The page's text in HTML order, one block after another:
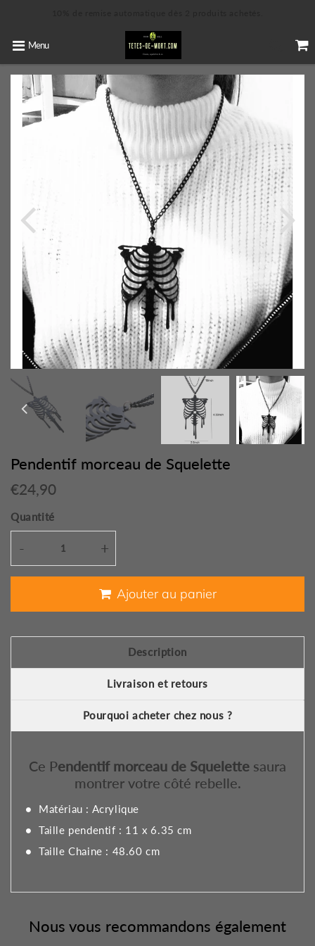
Menu
Pendentif morceau de Squelette
€24,90
price
Quantité
- +
Ajouter au panier
Description
Livraison et retours
Pourquoi acheter chez nous ?
Ce Pendentif morceau de Squelette saura
montrer votre côté rebelle.
Matériau : Acrylique
Taille pendentif : 11 x 6.35 cm
Taille Chaine : 48.60 cm
Nous vous recommandons également